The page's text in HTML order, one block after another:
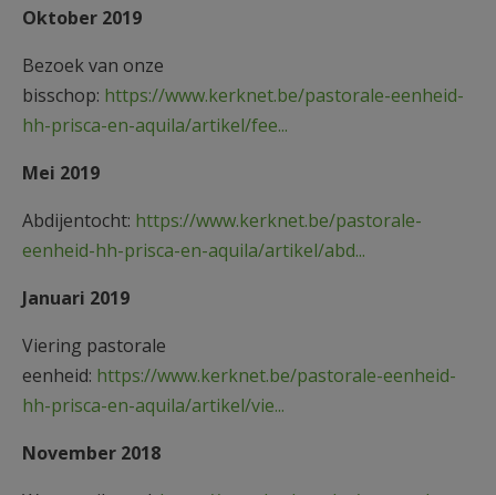
Oktober 2019
Bezoek van onze
bisschop: https://www.kerknet.be/pastorale-eenheid-
hh-prisca-en-aquila/artikel/fee...
Mei 2019
Abdijentocht: https://www.kerknet.be/pastorale-
eenheid-hh-prisca-en-aquila/artikel/abd...
Januari 2019
Viering pastorale
eenheid: https://www.kerknet.be/pastorale-eenheid-
hh-prisca-en-aquila/artikel/vie...
November 2018